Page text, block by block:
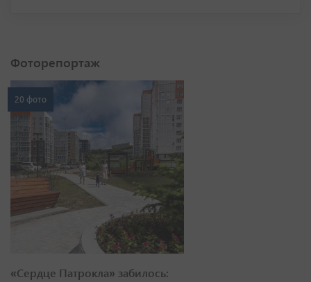
Фоторепортаж
20 фото
«Сердце Патрокла» забилось: